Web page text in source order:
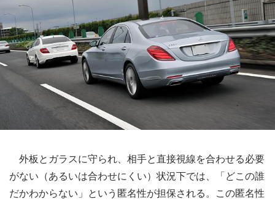
外板とガラスに守られ、相手と直接視線を合わせる必要
がない（あるいは合わせにくい）状況下では、「どこの誰
だかわからない」という匿名性が担保される。この匿名性